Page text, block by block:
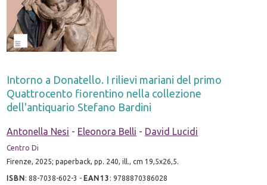
Intorno a Donatello. I rilievi mariani del primo
Quattrocento fiorentino nella collezione
dell'antiquario Stefano Bardini
Antonella Nesi - Eleonora Belli - David Lucidi
Centro Di
Firenze, 2025; paperback, pp. 240, ill., cm 19,5x26,5.
ISBN:88-7038-602-3 - EAN13 :9788870386028